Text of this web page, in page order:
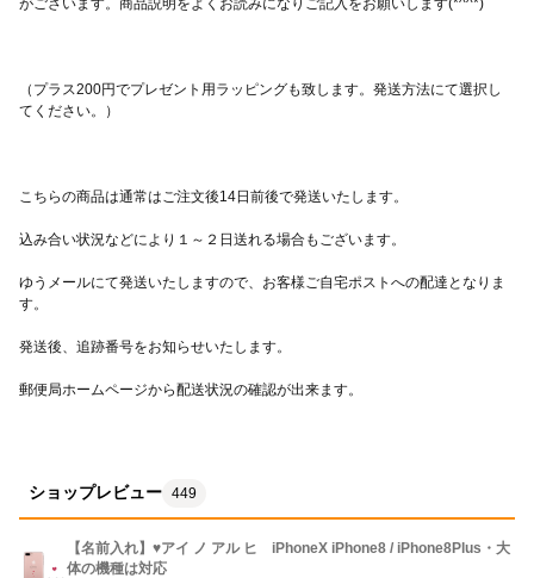
（プラス200円でプレゼント用ラッピングも致します。発送方法にて選択し
ゆうメールにて発送いたしますので、お客様ご自宅ポストへの配達となりま
ショップレビュー 449
【名前入れ】♥アイ ノ アル ヒ iPhoneX iPhone8 / iPhone8Plus・大
体の機種は対応